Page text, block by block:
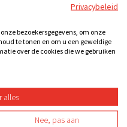
? Bekijk
of Eindhoven: Een leuk
en speurwerk.
Brabant
je bedrijfsuitje met een
Privacybeleid
bezoekersgegevens, om onze
te tonen en om u een geweldige
over de cookies die we gebruiken
alles
Nee, pas aan